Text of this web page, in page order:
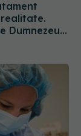
Dumnezeu